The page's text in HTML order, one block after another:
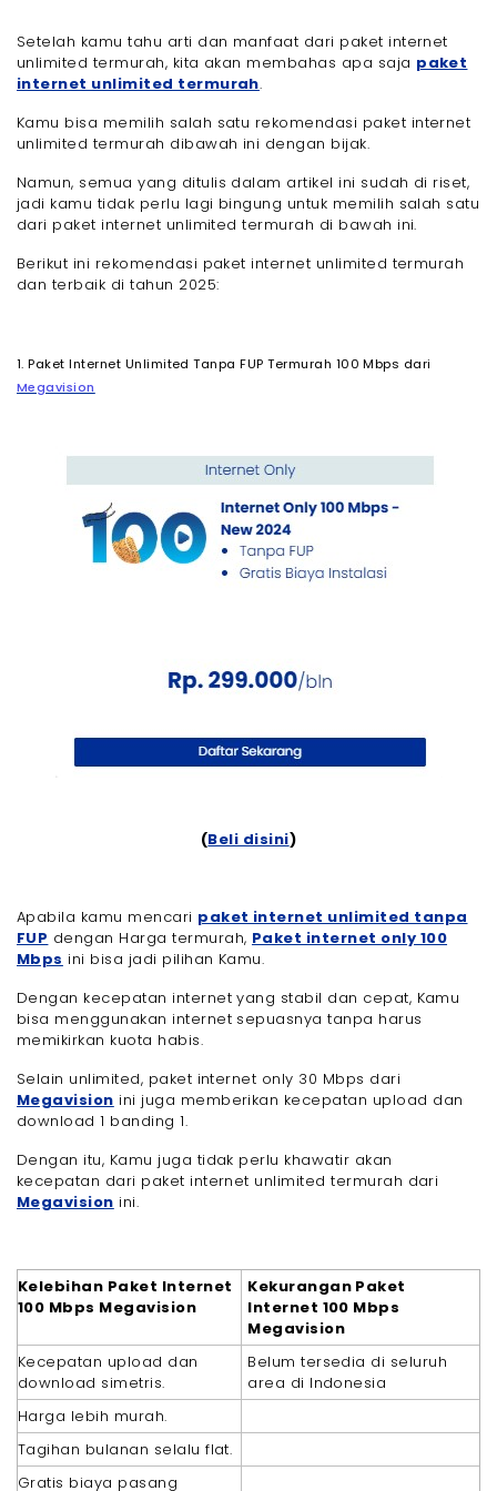
FUP dan tanpa FUP?
- Bagaimana cara memilih paket internet
unlimited termurah yang sesuai kebutuhan?
internet unlimited termurah?
- Bagaimana cara mengetahui apakah paket
- Apakah kecepatan internet akan menurun
setelah mencapai batas tertentu meskipun
paketnya unlimited?
Setelah kamu tahu arti dan manfaat dari paket internet
unlimited termurah, kita akan membahas apa saja paket
internet unlimited termurah.
Kamu bisa memilih salah satu rekomendasi paket internet
unlimited termurah dibawah ini dengan bijak.
Namun, semua yang ditulis dalam artikel ini sudah di riset,
jadi kamu tidak perlu lagi bingung untuk memilih salah satu
dari paket internet unlimited termurah di bawah ini.
Berikut ini rekomendasi paket internet unlimited termurah
dan terbaik di tahun 2025:
1. Paket Internet Unlimited Tanpa FUP Termurah 100 Mbps dari
Megavision
(Beli disini)
Apabila kamu mencari paket internet unlimited tanpa
FUP dengan Harga termurah, Paket internet only 100
Mbps ini bisa jadi pilihan Kamu.
Dengan kecepatan internet yang stabil dan cepat, Kamu
bisa menggunakan internet sepuasnya tanpa harus
memikirkan kuota habis.
Selain unlimited, paket internet only 30 Mbps dari
Megavision ini juga memberikan kecepatan upload dan
download 1 banding 1.
Dengan itu, Kamu juga tidak perlu khawatir akan
kecepatan dari paket internet unlimited termurah dari
Megavision ini.
Kelebihan Paket Internet
100 Mbps Megavision
Kekurangan Paket
Internet 100 Mbps
Megavision
Kecepatan upload dan
download simetris.
Belum tersedia di seluruh
area di Indonesia
Harga lebih murah.
Tagihan bulanan selalu flat.
Gratis biaya pasang